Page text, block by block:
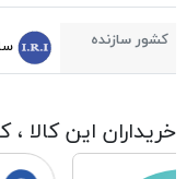
کشور سازنده
خریداران این کالا ،